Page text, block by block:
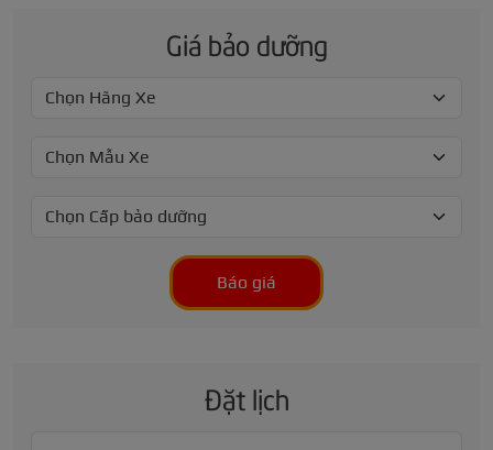
Giá bảo dưỡng
Báo giá
Đặt lịch